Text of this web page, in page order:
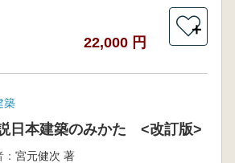
22,000 円
＋
築
日本建築のみかた <改訂版>
宮元健次 著